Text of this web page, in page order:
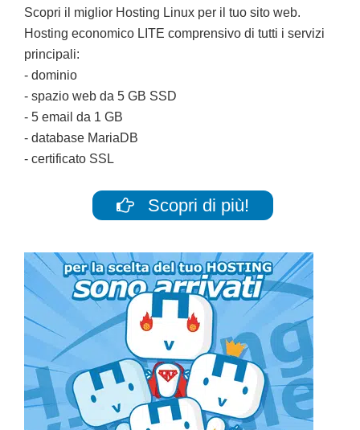
Scopri il miglior Hosting Linux per il tuo sito web.
Hosting economico LITE comprensivo di tutti i servizi
principali:
- dominio
- spazio web da 5 GB SSD
- 5 email da 1 GB
- database MariaDB
- certificato SSL
Scopri di più!